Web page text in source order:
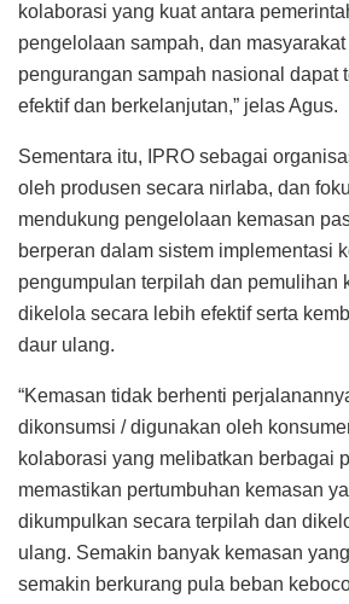
kolaborasi yang kuat antara
pengelolaan sampah, dan
pengurangan sampah nasional dapat
efektif dan berkelanjutan,” jelas Agus.
Sementara itu, IPRO sebagai
oleh produsen secara nirlaba, dan
mendukung pengelolaan kemasan
berperan dalam sistem implementasi
pengumpulan terpilah dan pemulihan
dikelola secara lebih efektif serta
daur ulang.
“Kemasan tidak berhenti
dikonsumsi / digunakan oleh
kolaborasi yang melibatkan berbagai
memastikan pertumbuhan kemasan
dikumpulkan secara terpilah dan
ulang. Semakin banyak kemasan
semakin berkurang pula beban